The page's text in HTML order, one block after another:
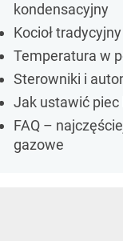
kondensacyjny
Kocioł
Temperatura w
Sterowniki i
Jak ustawić piec
FAQ –
gazowe